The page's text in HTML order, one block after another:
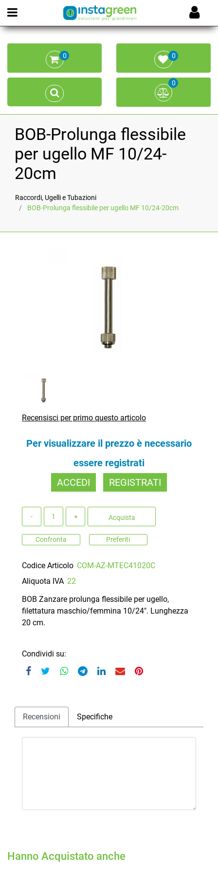
Open menu
0 0
0
BOB-Prolunga flessibile
per ugello MF 10/24-
20cm
Raccordi, Ugelli e Tubazioni
BOB-Prolunga flessibile per ugello MF 10/24-20cm
Recensisci per primo questo articolo
Per visualizzare il prezzo è necessario
essere registrati
ACCEDI
REGISTRATI
Acquista
Confronta Preferiti
Codice Articolo COM-AZ-MTEC41020C
Aliquota IVA 22
BOB Zanzare prolunga flessibile per ugello,
filettatura maschio/femmina 10/24". Lunghezza
20 cm.
Condividi su:
Recensioni Specifiche
Hanno Acquistato anche